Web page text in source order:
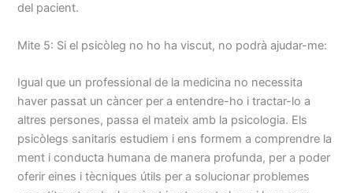
del pacient.
Mite 5: Si el psicòleg no ho ha viscut, no podrà ajudar-me:
Igual que un professional de la medicina no necessita
haver passat un càncer per a entendre-ho i tractar-lo a
altres persones, passa el mateix amb la psicologia. Els
psicòlegs sanitaris estudiem i ens formem a comprendre la
ment i conducta humana de manera profunda, per a poder
oferir eines i tècniques útils per a solucionar problemes